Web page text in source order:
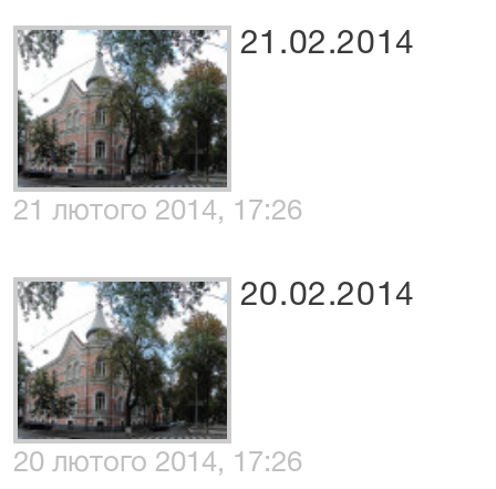
21.02.2014
21 лютого 2014, 17:26
20.02.2014
20 лютого 2014, 17:26